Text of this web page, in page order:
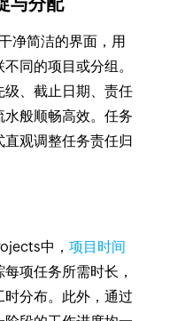
净简洁的界面，用
同的项目或分组。
、截止日期、责任
水般顺畅高效。任务
观调整任务责任归
中， 项目时间
项任务所需时长，
分布。此外，通过